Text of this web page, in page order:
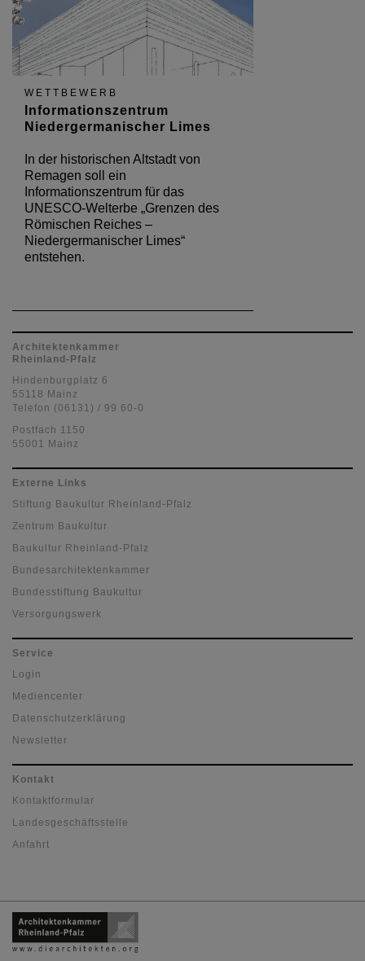
WETTBEWERB
Informationszentrum
Niedergermanischer Limes
In der historischen Altstadt von
Remagen soll ein
Informationszentrum für das
UNESCO-Welterbe „Grenzen des
Römischen Reiches –
Niedergermanischer Limes“
entstehen.
Architektenkammer
Rheinland-Pfalz
Hindenburgplatz 6
55118 Mainz
Telefon (06131) / 99 60-0
Postfach 1150
55001 Mainz
Externe Links
Stiftung Baukultur Rheinland-Pfalz
Zentrum Baukultur
Baukultur Rheinland-Pfalz
Bundesarchitektenkammer
Bundesstiftung Baukultur
Versorgungswerk
Service
Login
Mediencenter
Datenschutzerklärung
Newsletter
Kontakt
Kontaktformular
Landesgeschäftsstelle
Anfahrt